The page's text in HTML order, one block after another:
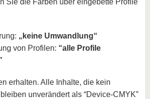
Sie die Farben über eingebette Profile
„keine Umwandlung“
von Profilen: “alle Profile
erhalten. Alle Inhalte, die kein
unverändert als “Device-CMYK”